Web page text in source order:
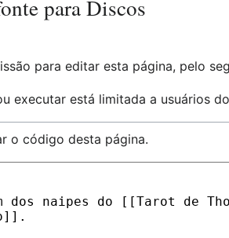
para Discos
para editar esta página, pelo
executar está limitada a usuários
o código desta página.